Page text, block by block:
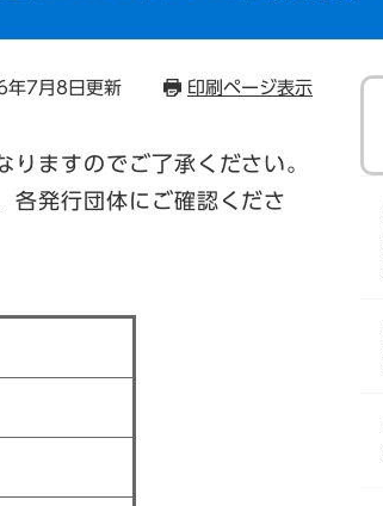
年7月8日更新 印刷ページ表示
ますのでご了承ください。
各発行団体にご確認くださ